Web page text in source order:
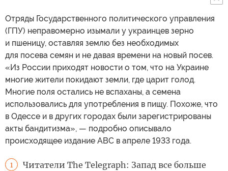
Отряды Государственного политического управления
(ГПУ) неправомерно изымали у украинцев зерно
и пшеницу, оставляя землю без необходимых
для посева семян и не давая времени на новый посев.
«Из России приходят новости о том, что на Украине
многие жители покидают земли, где царит голод.
Многие поля остались не вспаханы, а семена
использовались для употребления в пищу. Похоже, что
в Одессе и в других городах были зарегистрированы
акты бандитизма», — подробно описывало
происходящее издание ABC в апреле 1933 года.
1
Читатели The Telegraph: Запад все больше